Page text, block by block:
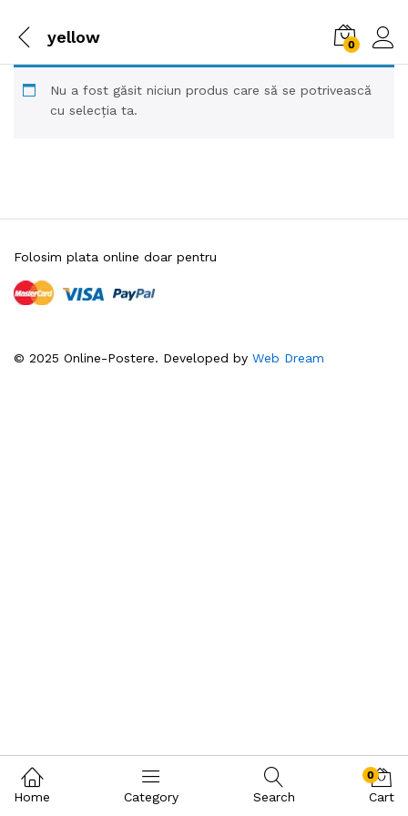
yellow 0
Nu a fost găsit niciun produs care să se potrivească
cu selecția ta.
© 2025 Online-Postere. Developed by Web Dream
Folosim plata online doar pentru
Home Category Search
0
Cart